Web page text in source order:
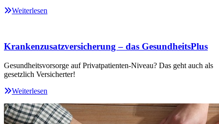
Weiterlesen
Krankenzusatzversicherung – das GesundheitsPlus
Gesundheitsvorsorge auf Privatpatienten-Niveau? Das geht auch als
gesetzlich Versicherter!
Weiterlesen